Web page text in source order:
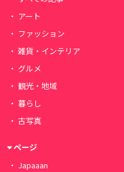
アート
ファッション
雑貨・インテリア
グルメ
観光・地域
暮らし
古写真
ページ
Japaaan